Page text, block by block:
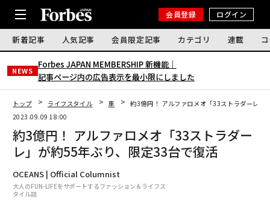
会員登録 ログイン
新着記事 人気記事 会員限定記事 カテゴリ 連載
NEWS
Forbes JAPAN MEMBERSHIP 新機能｜
記事ページ内の広告表示を最小限にしました
トップ ライフスタイル 車
約3億円！ アルファロメオ「33ストラダーレ」
2023.09.09 18:00
約3億円！ アルファロメオ「33ストラダー
レ」が約55年ぶり、限定33台で復活
OCEANS | Official Columnist
大人のFUN-LIFEをサポートするファッション＆ライフス
タイル誌